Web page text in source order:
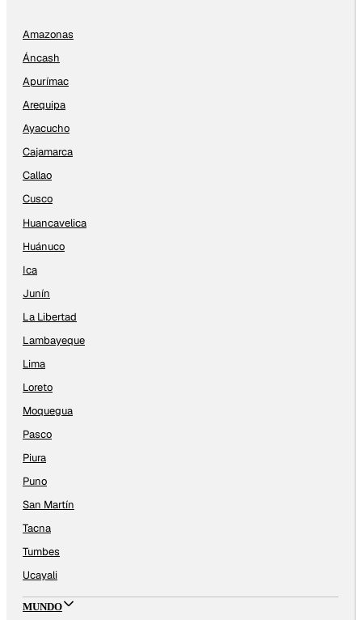
Amazonas
Áncash
Apurímac
Arequipa
Ayacucho
Cajamarca
Callao
Cusco
Huancavelica
Huánuco
Ica
Junín
La Libertad
Lambayeque
Lima
Loreto
Moquegua
Pasco
Piura
Puno
San Martín
Tacna
Tumbes
Ucayali
MUNDO